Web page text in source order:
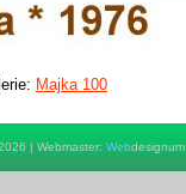
Majka 100
| Webmaster: Webdesignum